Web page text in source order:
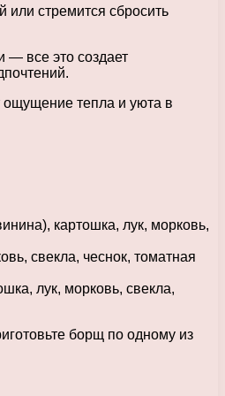
или стремится сбросить
— все это создает
ощущение тепла и уюта в
картошка, лук, морковь,
свекла, чеснок, томатная
лук, морковь, свекла,
борщ по одному из